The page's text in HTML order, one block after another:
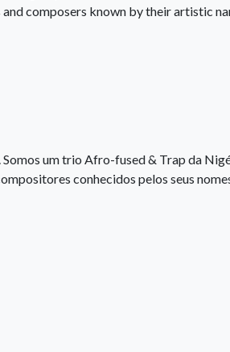
composers known by their artistic
um trio Afro-fused & Trap da
conhecidos pelos seus